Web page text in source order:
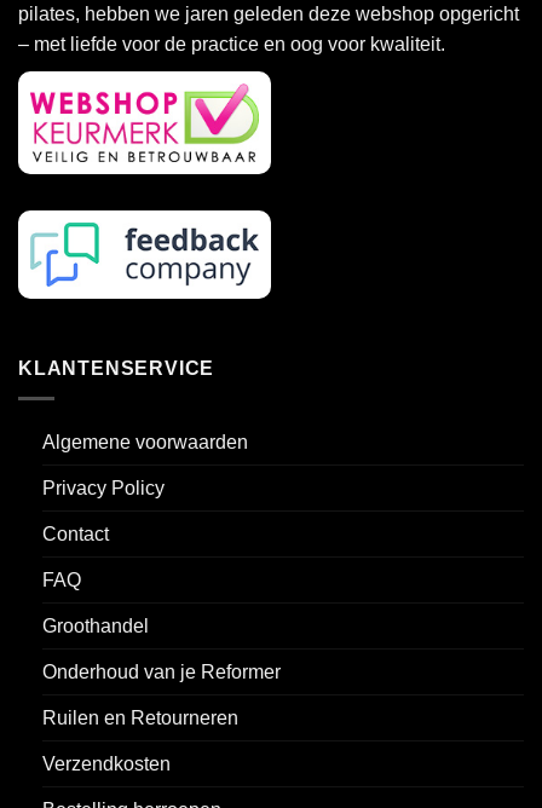
gekozen
worden
op
de
productpagina
pilates, hebben we jaren geleden deze webshop opgericht
– met liefde voor de practice en oog voor kwaliteit.
KLANTENSERVICE
Algemene voorwaarden
Privacy Policy
Contact
FAQ
Groothandel
Onderhoud van je Reformer
Ruilen en Retourneren
Verzendkosten